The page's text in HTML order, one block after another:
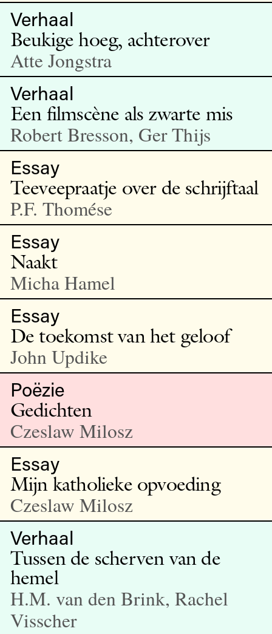
Verhaal
Beukige hoeg, achterover
Atte Jongstra
Verhaal
Een filmscène als zwarte mis
Robert Bresson, Ger Thijs
Essay
Teeveepraatje over de schrijftaal
P.F. Thomése
Essay
Naakt
Micha Hamel
Essay
De toekomst van het geloof
John Updike
Poëzie
Gedichten
Czeslaw Milosz
Essay
Mijn katholieke opvoeding
Czeslaw Milosz
Verhaal
Tussen de scherven van de
hemel
H.M. van den Brink, Rachel
Visscher